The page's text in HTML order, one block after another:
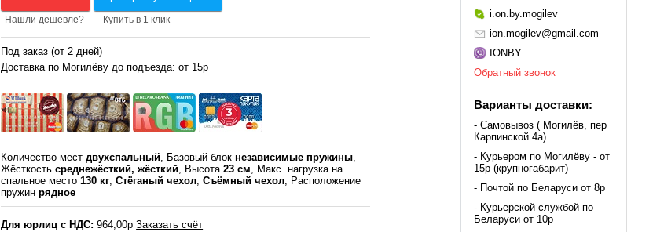
Нашли дешевле? Купить в 1 клик
Под заказ (от 2 дней)
Доставка по Могилёву до подъезда: от 15р
Количество местдвухспальный, Базовый блокнезависимые пружины,
Жёсткостьсреднежёсткий, жёсткий, Высота23 см, Макс. нагрузка на
спальное место130 кг,Стёганый чехол,Съёмный чехол, Расположение
пружинрядное
Для юрлиц с НДС: 964,00рЗаказать счёт
i.on.by.mogilev
ion.mogilev@gmail.com
IONBY
Обратный звонок
Варианты доставки:
- Самовывоз ( Могилёв, пер
Карпинской 4а)
- Курьером по Могилёву - от
15р (крупногабарит)
- Почтой по Беларуси от 8р
- Курьерской службой по
Беларуси от 10р